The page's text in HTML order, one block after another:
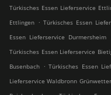
Türkisches Essen Lieferservice
Ettlingen . Türkisches Essen
Essen Lieferservice Durmersheim
Türkisches Essen Lieferservice
Busenbach . Türkisches Essen
Lieferservice Waldbronn